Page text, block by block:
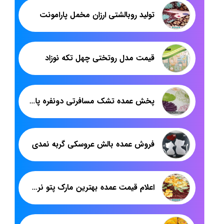
تولید روبالشتی ارزان مخمل پارامونت
قیمت مدل روتختی چهل تکه نوزاد
پخش عمده تشک مسافرتی دونفره پارچه فیلامنت
فروش عمده بالش عروسکی گربه نمدی
اعلام قیمت عمده بهترین مارک پتو نرمینه